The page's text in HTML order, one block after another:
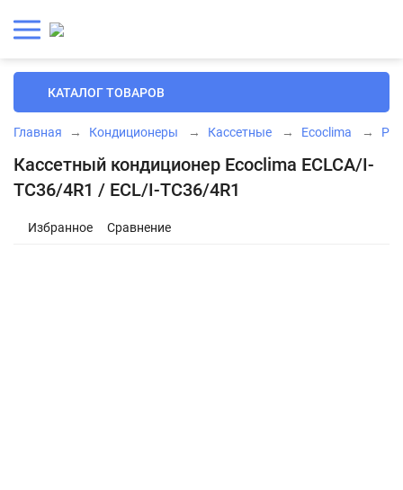
КАТАЛОГ ТОВАРОВ
Главная → Кондиционеры → Кассетные → Ecoclima →
Кассетный кондиционер Ecoclima ECLCA/I-
TC36/4R1 / ECL/I-TC36/4R1
Избранное Сравнение